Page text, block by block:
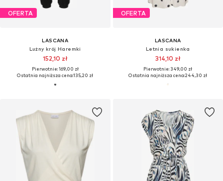
OFERTA
LASCANA
Lużny krój Haremki
152,10 zł
Pierwotnie: 169,00 zł
Ostatnia najniższa cena:135,20 zł
OFERTA
LASCANA
Letnia sukienka
314,10 zł
Pierwotnie: 349,00 zł
Ostatnia najniższa cena:244,30 zł